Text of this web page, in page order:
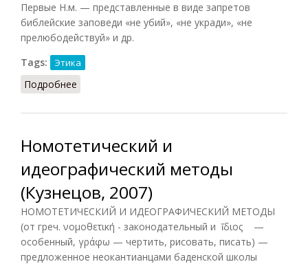
Первые Н.м. — представленные в виде запретов
библейские заповеди «не убий», «не укради», «не
прелюбодействуй» и др.
Tags:
Этика
Подробнее
Номотетический и
идеографический методы
(Кузнецов, 2007)
НОМОТЕТИЧЕСКИЙ И ИДЕОГРАФИЧЕСКИЙ МЕТОДЫ
(от греч. νομοθετική - законодательный и ἴδιος —
особенный, γράφω — чертить, рисовать, писать) —
предложенное неокантианцами баденской школы